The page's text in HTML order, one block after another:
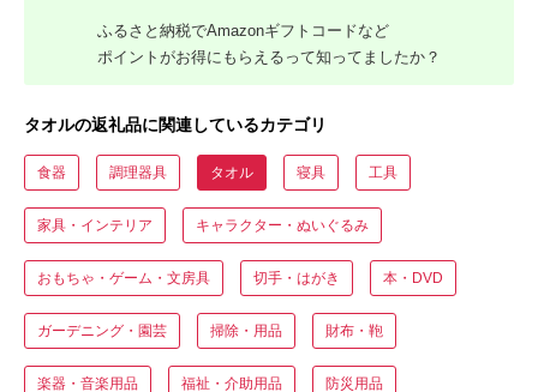
ふるさと納税でAmazonギフトコードなど
ポイントがお得にもらえるって知ってましたか？
タオルの返礼品に関連しているカテゴリ
食器 調理器具 タオル 寝具 工具
家具・インテリア キャラクター・ぬいぐるみ
おもちゃ・ゲーム・文房具 切手・はがき 本・DVD
ガーデニング・園芸 掃除・用品 財布・鞄
楽器・音楽用品 福祉・介助用品 防災用品